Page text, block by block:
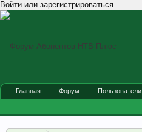
Войти или зарегистрироваться
Главная Форум Пользователи